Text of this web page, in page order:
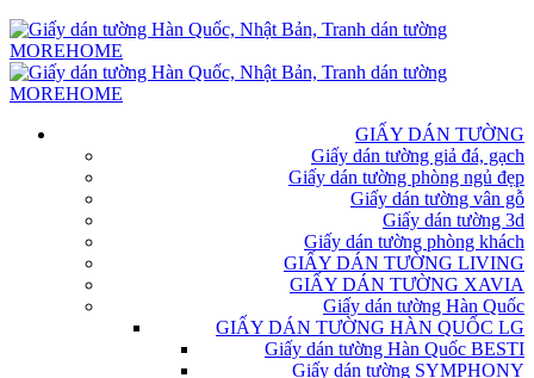
GIẤY DÁN TƯỜNG
Giấy dán tường giả đá, gạch
Giấy dán tường phòng ngủ đẹp
Giấy dán tường vân gỗ
Giấy dán tường 3d
Giấy dán tường phòng khách
GIẤY DÁN TƯỜNG LIVING
GIẤY DÁN TƯỜNG XAVIA
Giấy dán tường Hàn Quốc
GIẤY DÁN TƯỜNG HÀN QUỐC LG
Giấy dán tường Hàn Quốc BESTI
Giấy dán tường SYMPHONY